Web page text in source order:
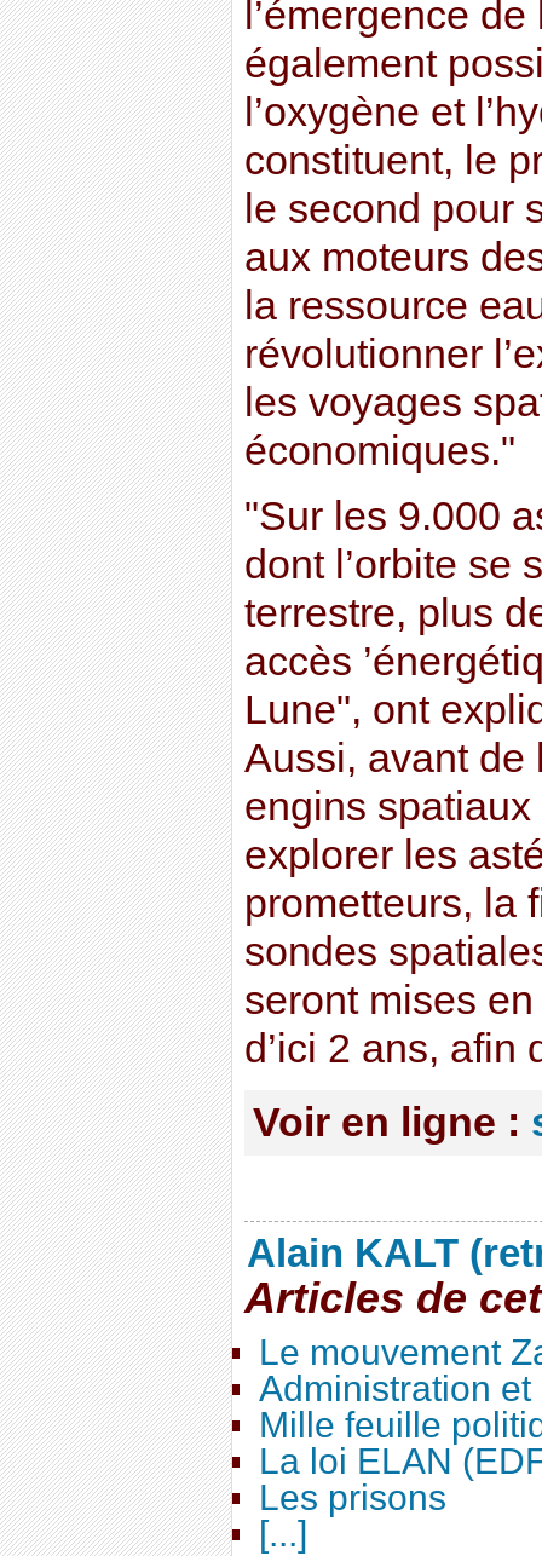
l’émergence
également
l’oxygène et
constituent, le
le second pour
aux moteurs
la ressource
révolutionner
les voyages
économiques."
"Sur les 9.000
dont l’orbite se
terrestre, plus
accès
Lune", ont
Aussi, avant de
engins
explorer les
prometteurs, la
sondes
seront mises
d’ici 2 ans, afin
Voir en ligne :
Alain KALT
Articles de
Le mouvement
Administration
Mille feuille
La loi ELAN
Les prisons
[...]